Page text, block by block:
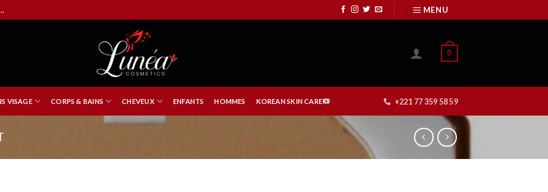
MENU
0
VISAGE CORPS & BAINS CHEVEUX ENFANTS HOMMES KOREAN SKIN CARE +221 77 359 58 59